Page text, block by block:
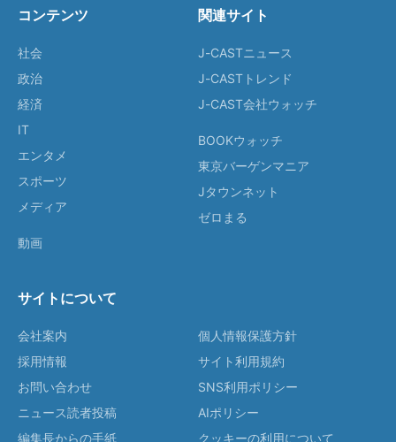
コンテンツ
社会
政治
経済
IT
エンタメ
スポーツ
メディア
動画
関連サイト
J-CASTニュース
J-CASTトレンド
J-CAST会社ウォッチ
BOOKウォッチ
東京バーゲンマニア
Jタウンネット
ゼロまる
サイトについて
会社案内
採用情報
お問い合わせ
ニュース読者投稿
編集長からの手紙
個人情報保護方針
サイト利用規約
SNS利用ポリシー
AIポリシー
クッキーの利用について